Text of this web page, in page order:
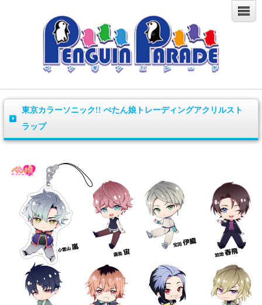
東京カラーソニック!! ぺたん娘トレーディングアクリルスト
ラップ